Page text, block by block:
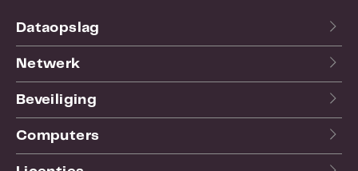
Dataopslag
Netwerk
Beveiliging
Computers